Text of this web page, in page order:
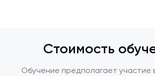
Стоимость
Обучение предполагает участие